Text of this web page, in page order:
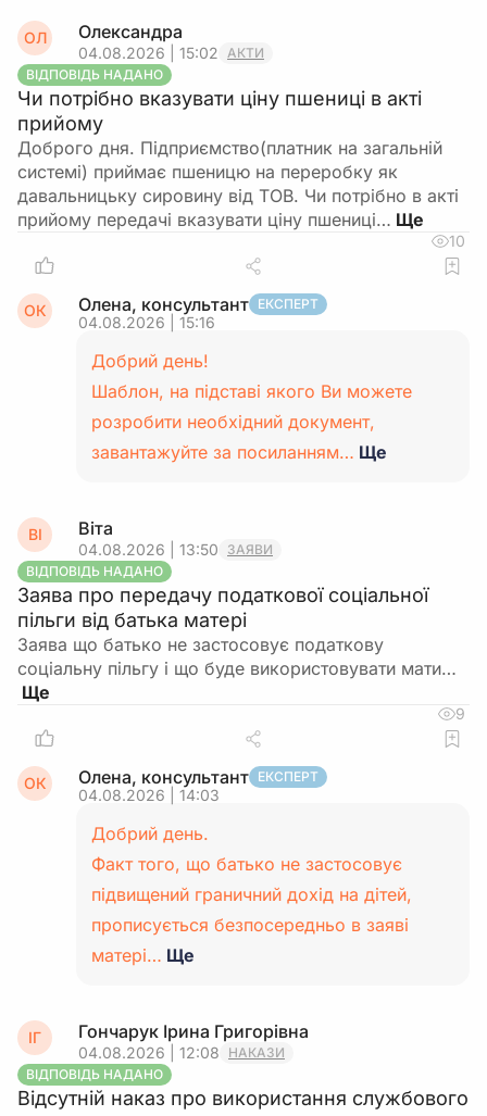
ОЛ Олександра
04.08.2026 | 15:02 АКТИ
ВІДПОВІДЬ НАДАНО
Чи потрібно вказувати ціну пшениці в акті
прийому
Доброго дня. Підприємство(платник на загальній
системі) приймає пшеницю на переробку як
давальницьку сировину від ТОВ. Чи потрібно в акті
прийому передачі вказувати ціну пшениці…
10
ОК Олена, консультант ЕКСПЕРТ
04.08.2026 | 15:16
Добрий день!
Шаблон, на підставі якого Ви можете
розробити необхідний документ,
завантажуйте за посиланням… Ще
ВІ Віта
04.08.2026 | 13:50
ЗАЯВИ
ВІДПОВІДЬ НАДАНО
Заява про передачу податкової соціальної
пільги від батька матері
Заява що батько не застосовує податкову
соціальну пільгу і що буде використовувати мати…
9
ОК Олена, консультант ЕКСПЕРТ
04.08.2026 | 14:03
Добрий день.
Факт того, що батько не застосовує
підвищений граничний дохід на дітей,
прописується безпосередньо в заяві
матері… Ще
ІГ Гончарук Ірина Григорівна
04.08.2026 | 12:08
НАКАЗИ
ВІДПОВІДЬ НАДАНО
Відсутній наказ про використання службового